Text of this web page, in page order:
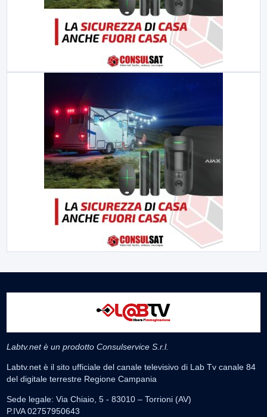
Labtv.net è un prodotto Consulservice S.r.l.
Labtv.net è il sito ufficiale del canale televisivo di Lab Tv canale 84
del digitale terrestre Regione Campania
Sede legale: Via Chiaio, 5 - 83010 – Torrioni (AV)
P.IVA 02757950643